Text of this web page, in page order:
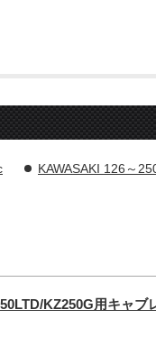
KAWASAKI 126～
KZ250G用キャブ